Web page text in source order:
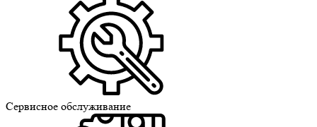
Сервисное обслуживание